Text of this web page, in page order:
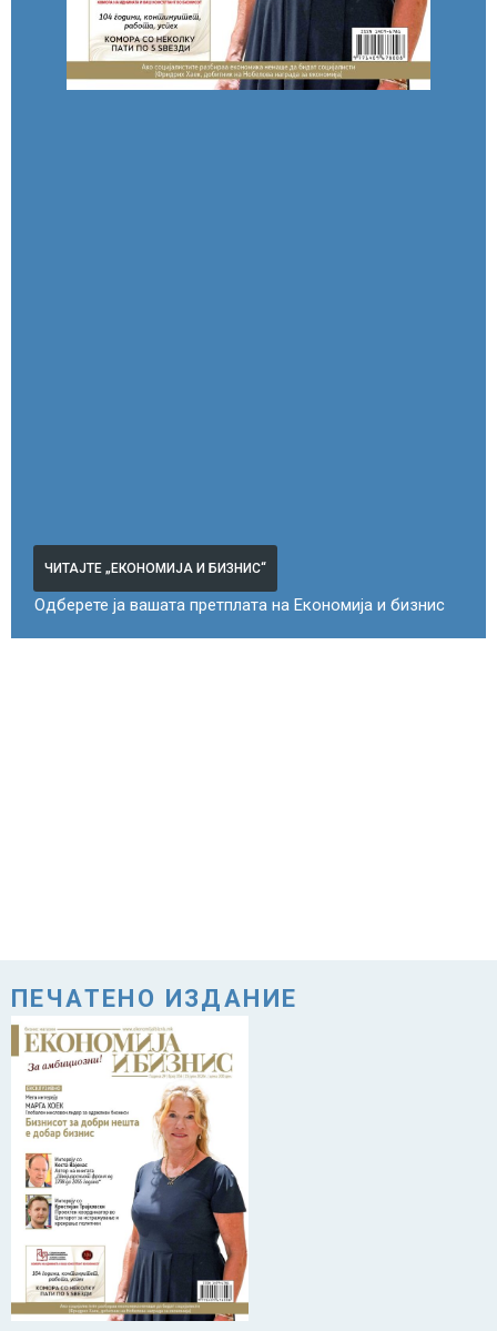
ЧИТАЈТЕ „ЕКОНОМИЈА И БИЗНИС“
Одберете ја вашата претплата на Економија и бизнис
ПЕЧАТЕНО ИЗДАНИЕ